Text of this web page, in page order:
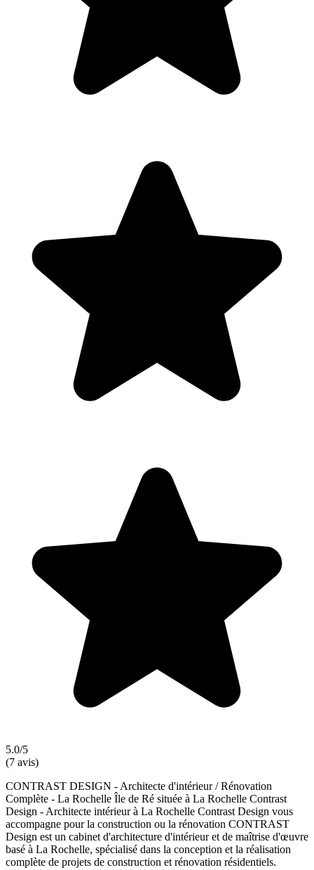
5.0/5
(7 avis)
CONTRAST DESIGN - Architecte d'intérieur / Rénovation
Complète - La Rochelle Île de Ré située à La Rochelle Contrast
Design - Architecte intérieur à La Rochelle Contrast Design vous
accompagne pour la construction ou la rénovation CONTRAST
Design est un cabinet d'architecture d'intérieur et de maîtrise d'œuvre
basé à La Rochelle, spécialisé dans la conception et la réalisation
complète de projets de construction et rénovation résidentiels.